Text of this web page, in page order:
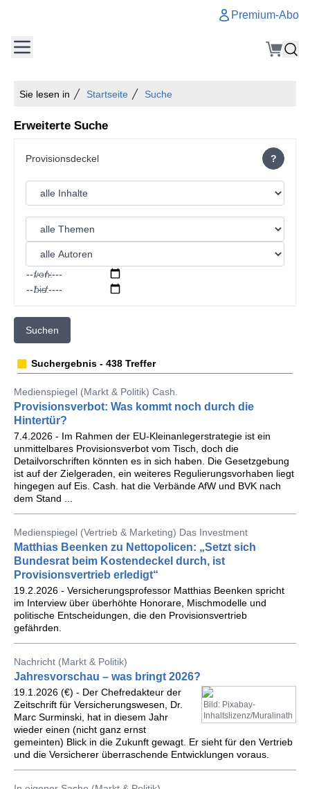
Premium-Abo
Sie lesen in Startseite Suche
Erweiterte Suche
?
von:
bis:
Suchen
Suchergebnis - 438 Treffer
Medienspiegel (Markt & Politik) Cash.
Provisionsverbot: Was kommt noch durch die
Hintertür?
7.4.2026 - Im Rahmen der EU-Kleinanlegerstrategie ist ein
unmittelbares Provisionsverbot vom Tisch, doch die
Detailvorschriften könnten es in sich haben. Die Gesetzgebung
ist auf der Zielgeraden, ein weiteres Regulierungsvorhaben liegt
hingegen auf Eis. Cash. hat die Verbände AfW und BVK nach
dem Stand ...
Medienspiegel (Vertrieb & Marketing) Das Investment
Matthias Beenken zu Nettopolicen: „Setzt sich
Bundesrat beim Kostendeckel durch, ist
Provisionsvertrieb erledigt“
19.2.2026 - Versicherungsprofessor Matthias Beenken spricht
im Interview über überhöhte Honorare, Mischmodelle und
politische Entscheidungen, die den Provisionsvertrieb
gefährden.
Nachricht (Markt & Politik)
Jahresvorschau – was bringt 2026?
Bild: Pixabay-
Inhaltslizenz/Muralinath
19.1.2026 (€) - Der Chefredakteur der
Zeitschrift für Versicherungswesen, Dr.
Marc Surminski, hat in diesem Jahr
wieder einen (nicht ganz ernst
gemeinten) Blick in die Zukunft gewagt. Er sieht für den Vertrieb
und die Versicherer überraschende Entwicklungen voraus.